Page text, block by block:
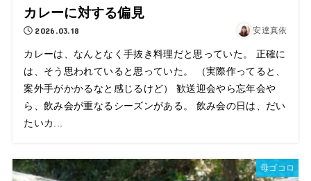
カレーに対する偏見
2026.03.18 安達真依
カレーは、なんとなく手抜き料理だと思っていた。 正確に
は、そう思われていると思っていた。 （実際作ってると、
案外手がかかるなと感じるけど） 歓送迎会やら忘年会や
ら、飲み会が重なるシーズンがある。 飲み会の日は、だい
たいカ...
母ゴコロ